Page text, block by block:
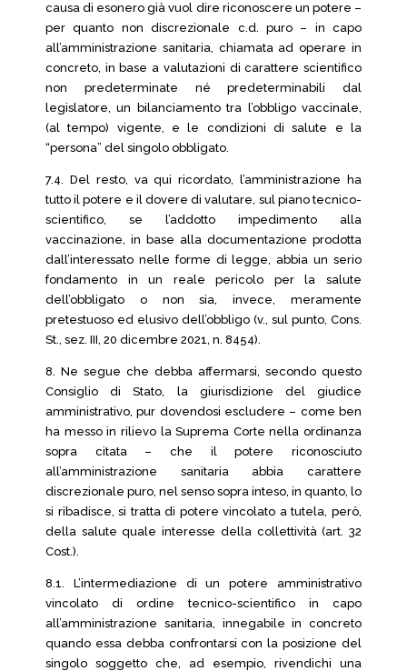
causa di esonero già vuol dire riconoscere un potere –
per quanto non discrezionale c.d. puro – in capo
all’amministrazione sanitaria, chiamata ad operare in
concreto, in base a valutazioni di carattere scientifico
non predeterminate né predeterminabili dal
legislatore, un bilanciamento tra l’obbligo vaccinale,
(al tempo) vigente, e le condizioni di salute e la
“persona” del singolo obbligato.
7.4. Del resto, va qui ricordato, l’amministrazione ha
tutto il potere e il dovere di valutare, sul piano tecnico-
scientifico, se l’addotto impedimento alla
vaccinazione, in base alla documentazione prodotta
dall’interessato nelle forme di legge, abbia un serio
fondamento in un reale pericolo per la salute
dell’obbligato o non sia, invece, meramente
pretestuoso ed elusivo dell’obbligo (v., sul punto, Cons.
St., sez. III, 20 dicembre 2021, n. 8454).
8. Ne segue che debba affermarsi, secondo questo
Consiglio di Stato, la giurisdizione del giudice
amministrativo, pur dovendosi escludere – come ben
ha messo in rilievo la Suprema Corte nella ordinanza
sopra citata – che il potere riconosciuto
all’amministrazione sanitaria abbia carattere
discrezionale puro, nel senso sopra inteso, in quanto, lo
si ribadisce, si tratta di potere vincolato a tutela, però,
della salute quale interesse della collettività (art. 32
Cost.).
8.1. L’intermediazione di un potere amministrativo
vincolato di ordine tecnico-scientifico in capo
all’amministrazione sanitaria, innegabile in concreto
quando essa debba confrontarsi con la posizione del
singolo soggetto che, ad esempio, rivendichi una